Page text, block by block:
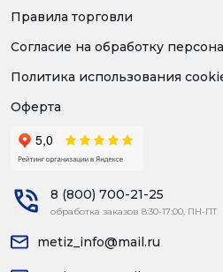
Правила торговли
Согласие на обработку
Политика использования
Оферта
8 (800) 700-21-25
обработка заказов 8:30-17:00, ПН-ПТ
metiz_info@mail.ru